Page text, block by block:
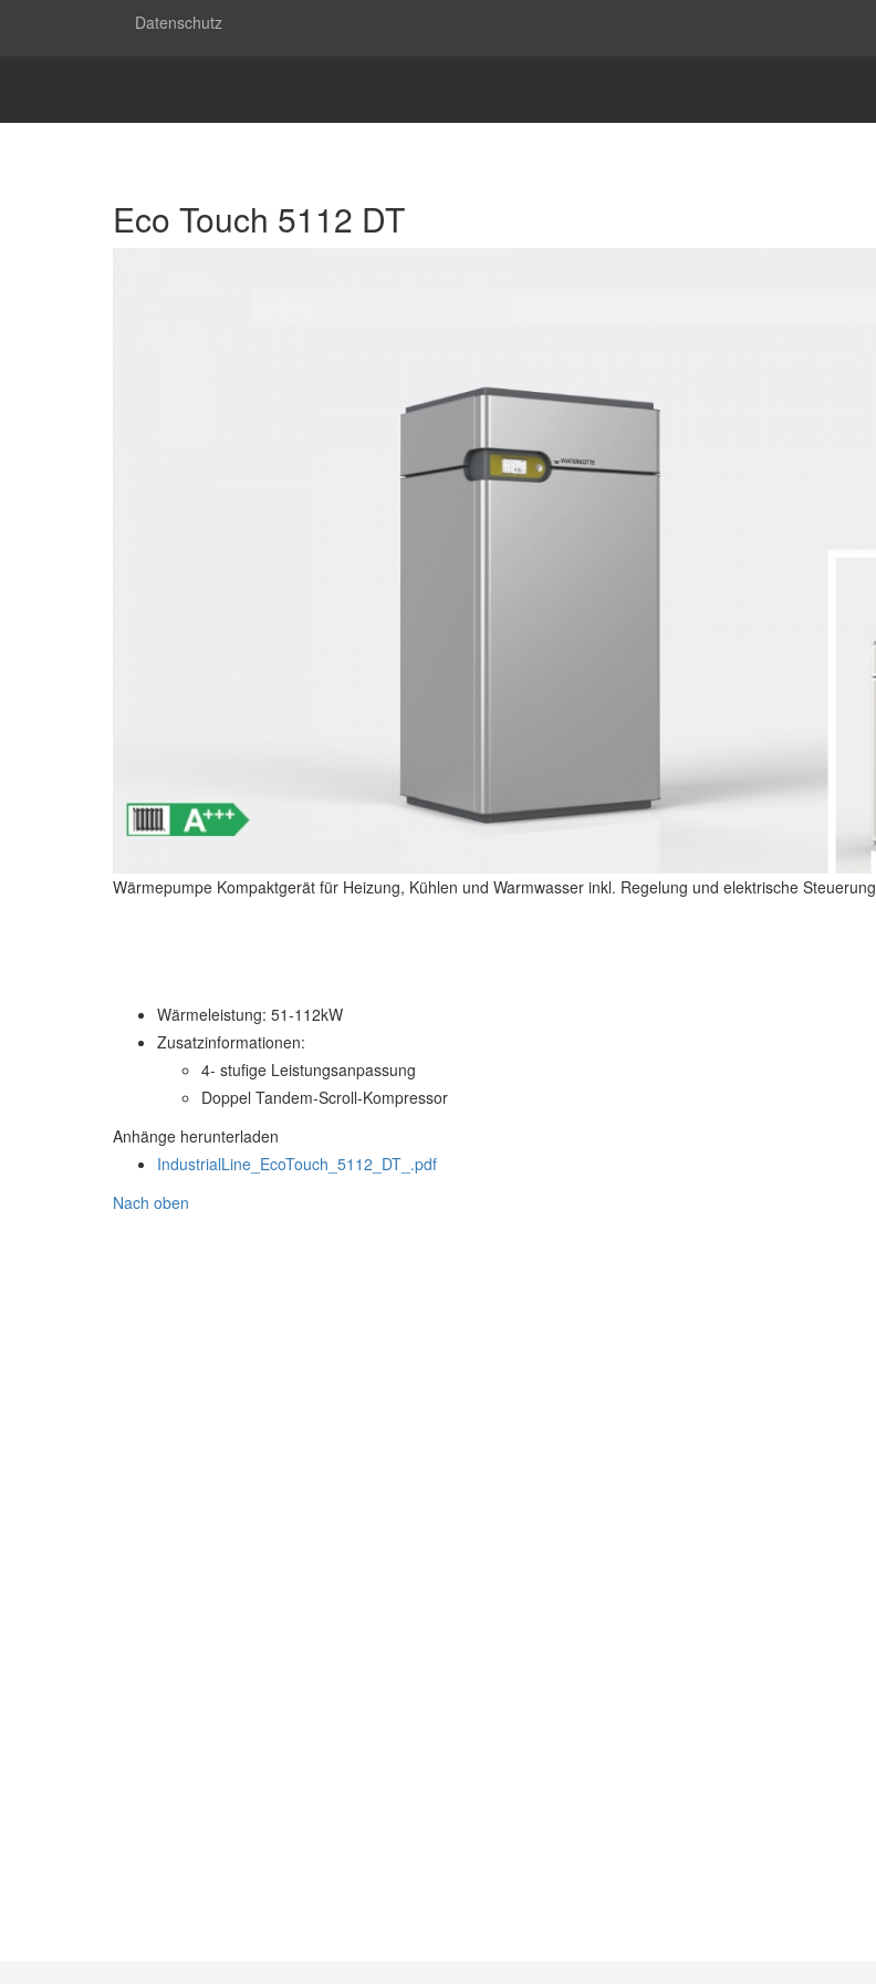
Datenschutz
Eco Touch 5112 DT
Wärmepumpe Kompaktgerät für Heizung, Kühlen und Warmwasser inkl. Regelung und elektrische Steuerung
Wärmeleistung: 51-112kW
Zusatzinformationen:
4- stufige Leistungsanpassung
Doppel Tandem-Scroll-Kompressor
Anhänge herunterladen
IndustrialLine_EcoTouch_5112_DT_.pdf
Nach oben